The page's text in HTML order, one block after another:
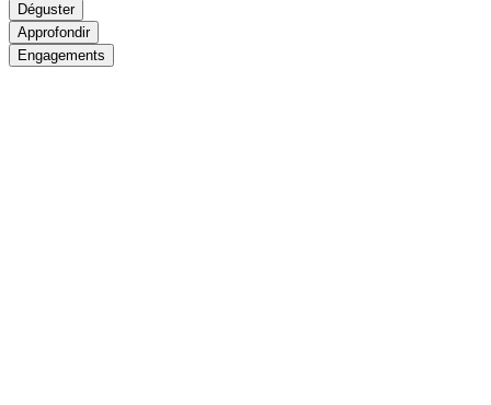
Déguster
Approfondir
Engagements